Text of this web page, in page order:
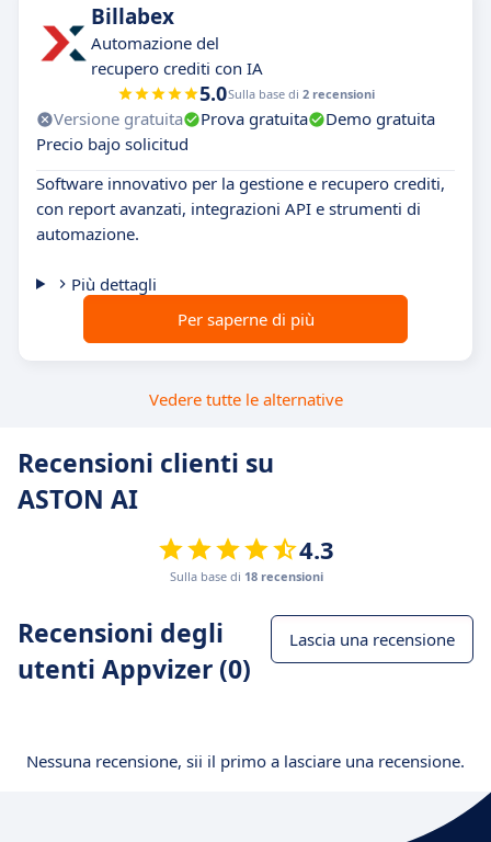
Billabex
Automazione del
recupero crediti con IA
5.0Sulla base di 2 recensioni
Versione gratuita Prova gratuita
Demo gratuita
Precio bajo solicitud
Software innovativo per la gestione e recupero crediti,
con report avanzati, integrazioni API e strumenti di
automazione.
Più dettagli
Per saperne di più
Vedere tutte le alternative
Recensioni clienti su
ASTON AI
4.3
Sulla base di 18 recensioni
Recensioni degli
utenti Appvizer (0)
Lascia una recensione
Nessuna recensione, sii il primo a lasciare una recensione.